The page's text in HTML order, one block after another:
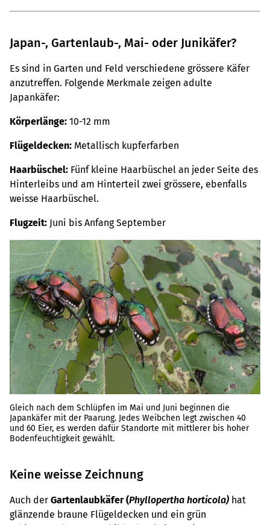
Japan-, Gartenlaub-, Mai- oder Junikäfer?
Es sind in Garten und Feld verschiedene grössere Käfer
anzutreffen. Folgende Merkmale zeigen adulte
Japankäfer:
Körperlänge: 10-12 mm
Flügeldecken: Metallisch kupferfarben
Haarbüschel: Fünf kleine Haarbüschel an jeder Seite des
Hinterleibs und am Hinterteil zwei grössere, ebenfalls
weisse Haarbüschel.
Flugzeit: Juni bis Anfang September
Gleich nach dem Schlüpfen im Mai und Juni beginnen die
Japankäfer mit der Paarung. Jedes Weibchen legt zwischen 40
und 60 Eier, es werden dafür Standorte mit mittlerer bis hoher
Bodenfeuchtigkeit gewählt.
Keine weisse Zeichnung
Auch der Gartenlaubkäfer (Phyllopertha horticola) hat
glänzende braune Flügeldecken und ein grün